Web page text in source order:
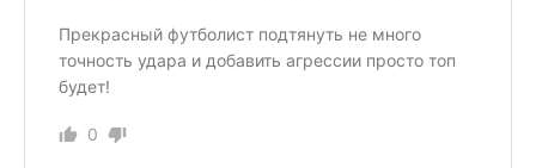
Прекрасный футболист подтянуть не много
точность удара и добавить агрессии просто топ
будет!
0